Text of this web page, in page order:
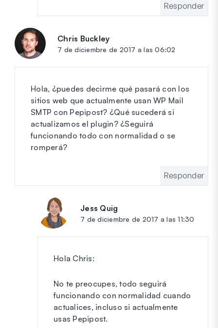
Responder
Chris Buckley
7 de diciembre de 2017 a las 06:02
Hola, ¿puedes decirme qué pasará con los
sitios web que actualmente usan WP Mail
SMTP con Pepipost? ¿Qué sucederá si
actualizamos el plugin? ¿Seguirá
funcionando todo con normalidad o se
romperá?
Responder
Jess Quig
7 de diciembre de 2017 a las 11:30
Hola Chris:
No te preocupes, todo seguirá
funcionando con normalidad cuando
actualices, incluso si actualmente
usas Pepipost.